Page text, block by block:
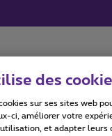
des
sur ses sites web
ci, améliorer votre
et adapter leurs